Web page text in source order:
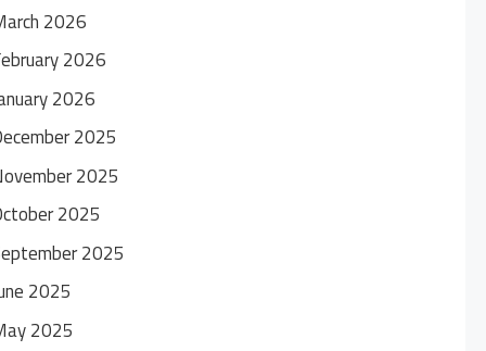
2026
2026
2026
2025
2025
2025
2025
2025
2025